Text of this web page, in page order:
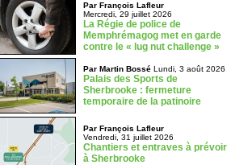
Par François Lafleur
Mercredi, 29 juillet 2026
La Régie de police de
Memphrémagog met en garde
contre le « lug nut challenge »
Par Martin Bossé Lundi, 3 août 2026
Palais des Sports de
Sherbrooke : fermeture
temporaire de la patinoire
Par François Lafleur
Vendredi, 31 juillet 2026
Chantiers et entraves à prévoir
à Sherbrooke